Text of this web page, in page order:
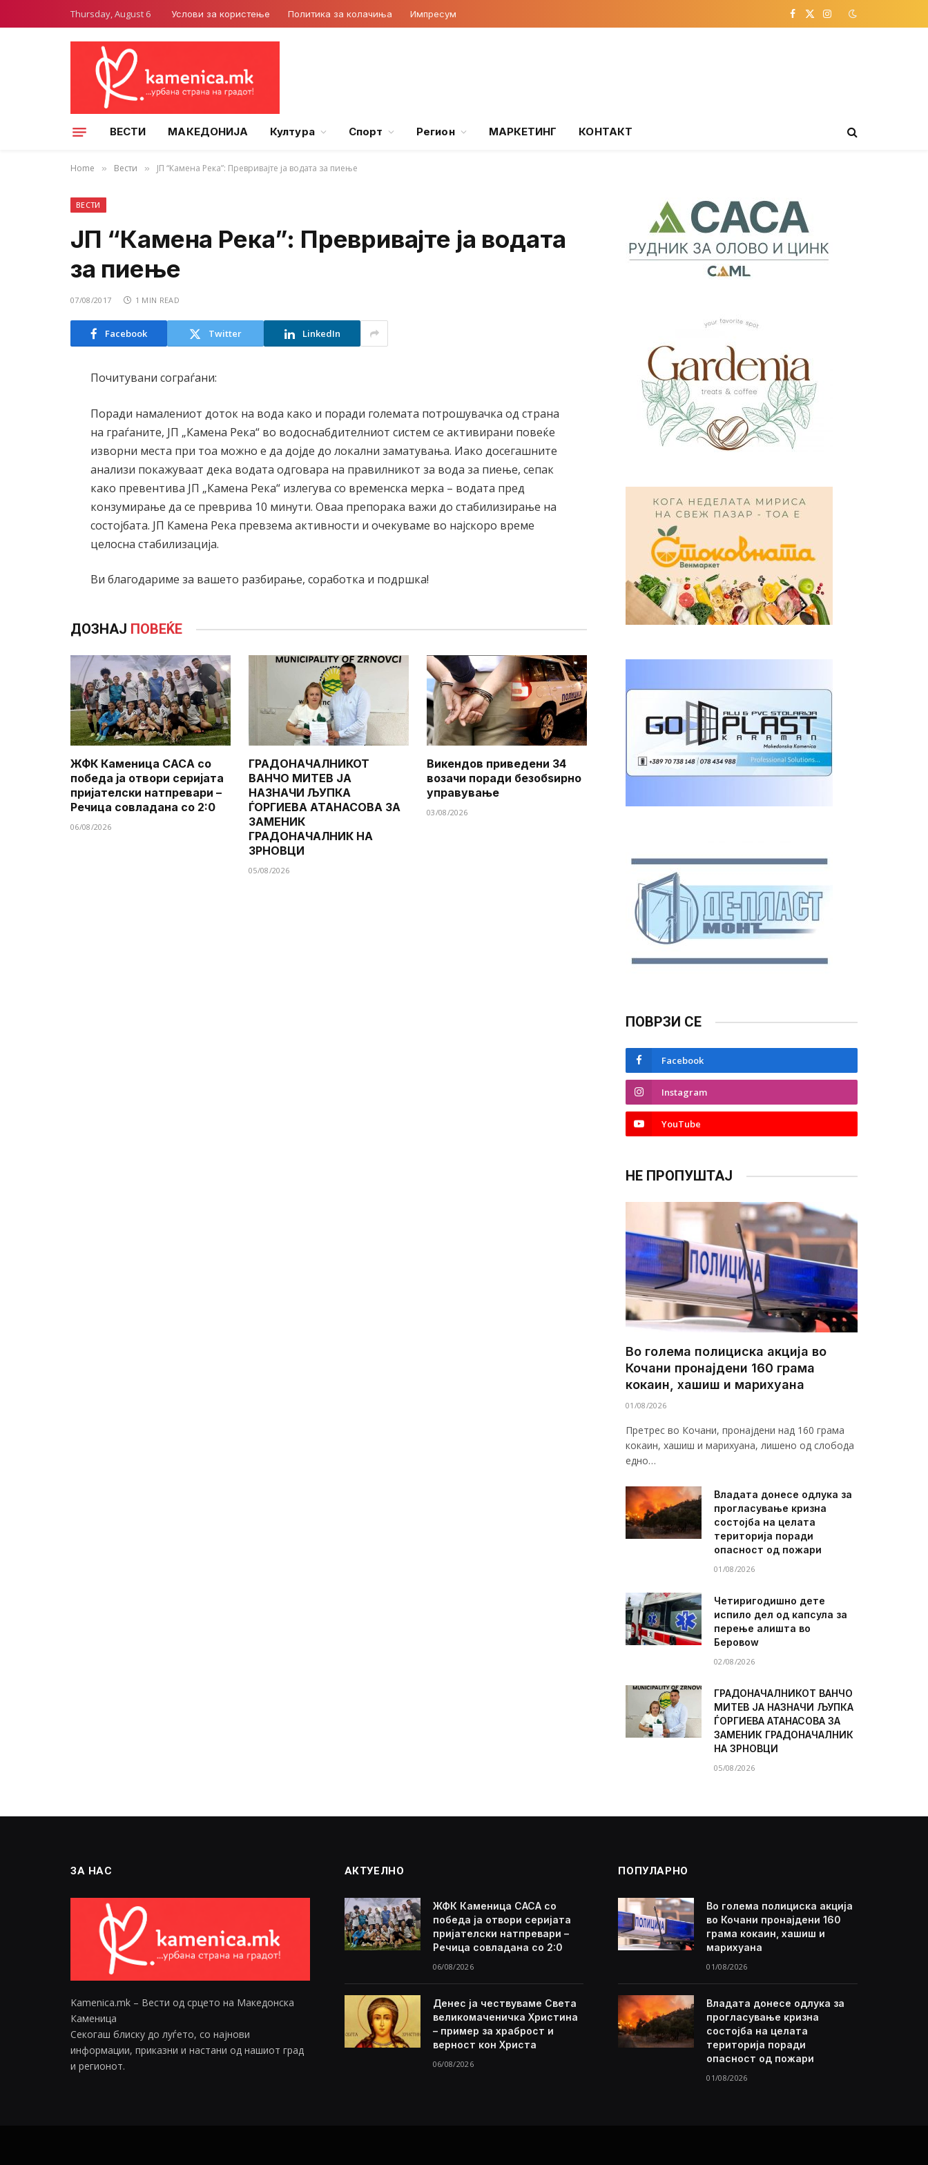
Thursday, August 6 Услови за користење Политика за колачиња Импресум Facebook
X
Instagram
ВЕСТИ МАКЕДОНИЈА Култура Спорт Регион МАРКЕТИНГ КОНТАКТ
Home » Вести » ЈП “Камена Река”: Превривајте ја водата за пиење
ВЕСТИ
ЈП “Камена Река”: Превривајте ја водата
за пиење
07/08/2017 1 MIN READ
Facebook Twitter LinkedIn
Почитувани сограѓани:
Поради намалениот доток на вода како и поради големата потрошувачка од страна
на граѓаните, ЈП „Камена Река“ во водоснабдителниот систем се активирани повеќе
изворни места при тоа можно е да дојде до локални заматувања. Иако досегашните
анализи покажуваат дека водата одговара на правилникот за вода за пиење, сепак
како превентива ЈП „Камена Река“ излегува со временска мерка – водата пред
конзумирање да се преврива 10 минути. Оваа препорака важи до стабилизирање на
состојбата. ЈП Камена Река превзема активности и очекуваме во најскоро време
целосна стабилизација.
Ви благодариме за вашето разбирање, соработка и подршка!
ДОЗНАЈ ПОВЕЌЕ
ЖФК Каменица САСА со
победа ја отвори серијата
пријателски натпревари –
Речица совладана со 2:0
06/08/2026
ГРАДОНАЧАЛНИКОТ
ВАНЧО МИТЕВ ЈА
НАЗНАЧИ ЉУПКА
ЃОРГИЕВА АТАНАСОВА ЗА
ЗАМЕНИК
ГРАДОНАЧАЛНИК НА
ЗРНОВЦИ
05/08/2026
Викендов приведени 34
возачи поради безобѕирно
управување
03/08/2026
ПОВРЗИ СЕ
Facebook
Instagram
YouTube
НЕ ПРОПУШТАЈ
Во голема полициска акција во
Кочани пронајдени 160 грама
кокаин, хашиш и марихуана
01/08/2026
Претрес во Кочани, пронајдени над 160 грама
кокаин, хашиш и марихуана, лишено од слобода
едно…
Владата донесе одлука за
прогласување кризна
состојба на целата
територија поради
опасност од пожари
01/08/2026
Четиригодишно дете
испило дел од капсула за
перење алишта во
Беровоw
02/08/2026
ГРАДОНАЧАЛНИКОТ ВАНЧО
МИТЕВ ЈА НАЗНАЧИ ЉУПКА
ЃОРГИЕВА АТАНАСОВА ЗА
ЗАМЕНИК ГРАДОНАЧАЛНИК
НА ЗРНОВЦИ
05/08/2026
ЗА НАС
Kamenica.mk – Вести од срцето на Македонска
Каменица
Секогаш блиску до луѓето, со најнови
информации, приказни и настани од нашиот град
и регионот.
АКТУЕЛНО
ЖФК Каменица САСА со
победа ја отвори серијата
пријателски натпревари –
Речица совладана со 2:0
06/08/2026
Денес ја чествуваме Света
великомаченичка Христина
– пример за храброст и
верност кон Христа
06/08/2026
ПОПУЛАРНО
Во голема полициска акција
во Кочани пронајдени 160
грама кокаин, хашиш и
марихуана
01/08/2026
Владата донесе одлука за
прогласување кризна
состојба на целата
територија поради
опасност од пожари
01/08/2026